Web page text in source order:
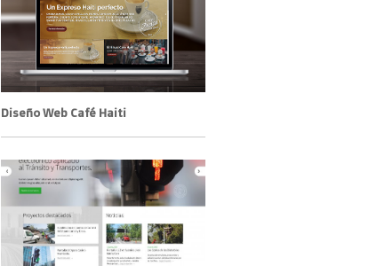
Diseño Web Café Haiti